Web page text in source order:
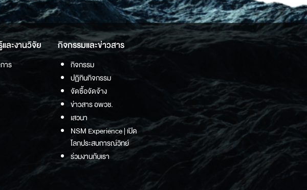
ละงานวิจัย
าร
กิจกรรมและข่าวสาร
กิจกรรม
ปฏิทินกิจกรรม
จัดซื้อจัดจ้าง
ข่าวสาร อพวช.
เสวนา
NSM Experience | เปิด
โลกประสบการณ์วิทย์
ร่วมงานกับเรา